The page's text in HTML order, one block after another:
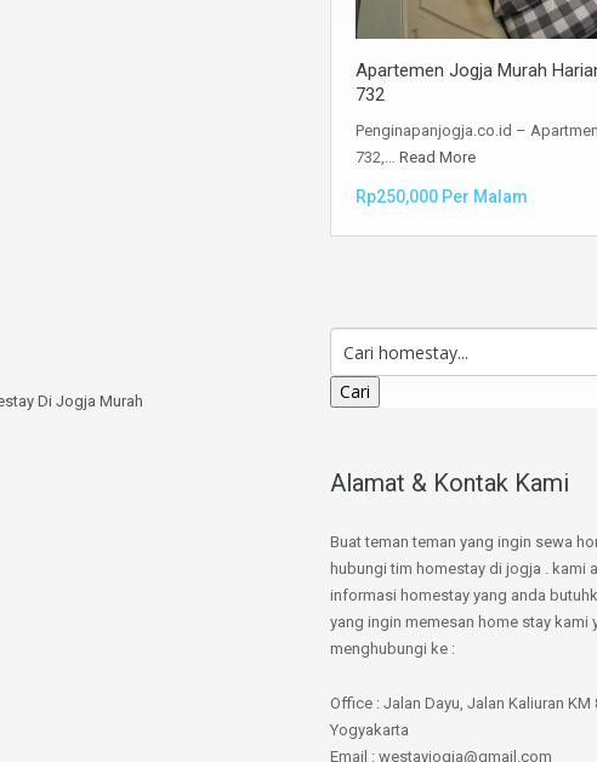
Apartemen Jogja Murah
732
Penginapanjogja.co.id –
732,… Read More
Rp250,000 Per Malam
Di Jogja Murah Cari
Alamat & Kontak Kami
Buat teman teman yang ingin sewa
hubungi tim homestay di jogja . kami
informasi homestay yang anda
yang ingin memesan home stay kami
menghubungi ke :
Office : Jalan Dayu, Jalan Kaliuran KM
Yogyakarta
Email : westayjogja@gmail.com